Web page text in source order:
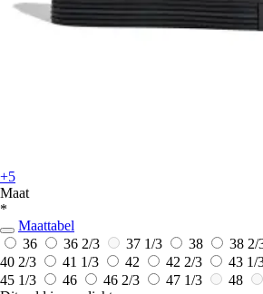
+5
Maat
*
Maattabel
36
36 2/3 37 1/3 38 38 2/
40 2/3
41 1/3 42 42 2/3 43 1/
45 1/3
46 46 2/3 47 1/3 48